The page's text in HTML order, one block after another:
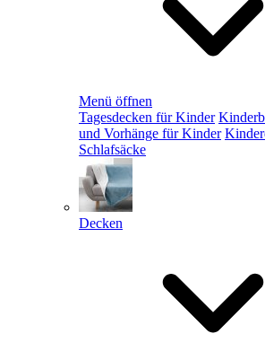
Menü öffnen
Tagesdecken für Kinder
und Vorhänge für Kinder
Schlafsäcke
Decken